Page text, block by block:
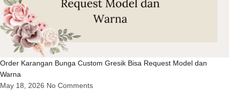
Order Karangan Bunga Custom Gresik Bisa Request Model dan
Warna
May 18, 2026 No Comments